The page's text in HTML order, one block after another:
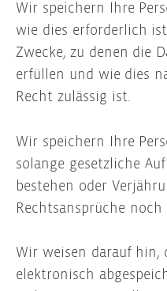
Wir speichern Ihre
wie dies erforderlich
Zwecke, zu denen die
erfüllen und wie dies
Recht zulässig ist.
Wir speichern Ihre
solange gesetzliche
bestehen oder
Rechtsansprüche
Wir weisen darauf hin,
elektronisch